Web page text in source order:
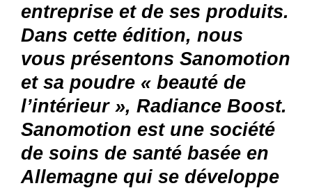
entreprise et de ses produits.
Dans cette édition, nous
vous présentons Sanomotion
et sa poudre « beauté de
l’intérieur », Radiance Boost.
Sanomotion est une société
de soins de santé basée en
Allemagne qui se développe